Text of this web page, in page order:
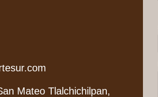
Mateo Tlalchichilpan,